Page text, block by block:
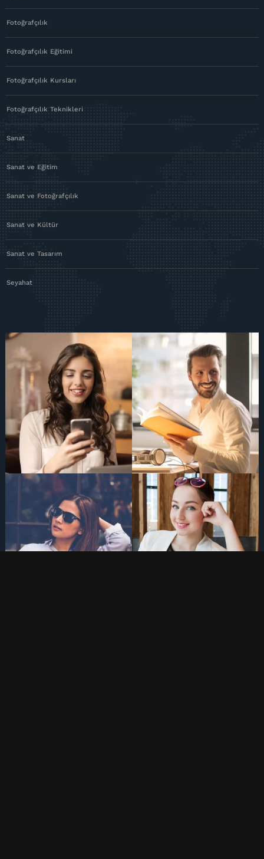
Fotoğrafçılık
Fotoğrafçılık Eğitimi
Fotoğrafçılık Kursları
Fotoğrafçılık Teknikleri
Sanat
Sanat ve Eğitim
Sanat ve Fotoğrafçılık
Sanat ve Kültür
Sanat ve Tasarım
Seyahat